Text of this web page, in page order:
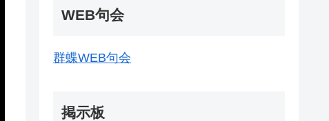
WEB句会
群蝶WEB句会
掲示板